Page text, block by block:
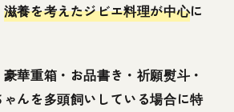
滋養を考えたジビエ料理が中心に
華重箱・お品書き・祈願熨斗・
んを多頭飼いしている場合に特